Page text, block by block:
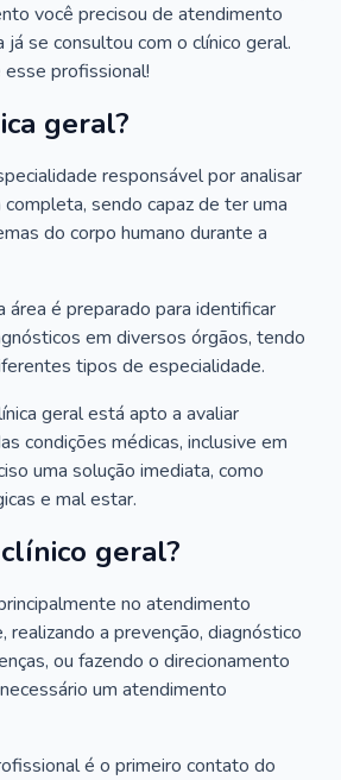
você precisou de atendimento
já se consultou com o clínico geral.
esse profissional!
geral?
responsável por analisar
sendo capaz de ter uma
do corpo humano durante a
área é preparado para identificar
em diversos órgãos, tendo
tipos de especialidade.
geral está apto a avaliar
condições médicas, inclusive em
uma solução imediata, como
e mal estar.
geral?
no atendimento
realizando a prevenção, diagnóstico
ou fazendo o direcionamento
um atendimento
é o primeiro contato do